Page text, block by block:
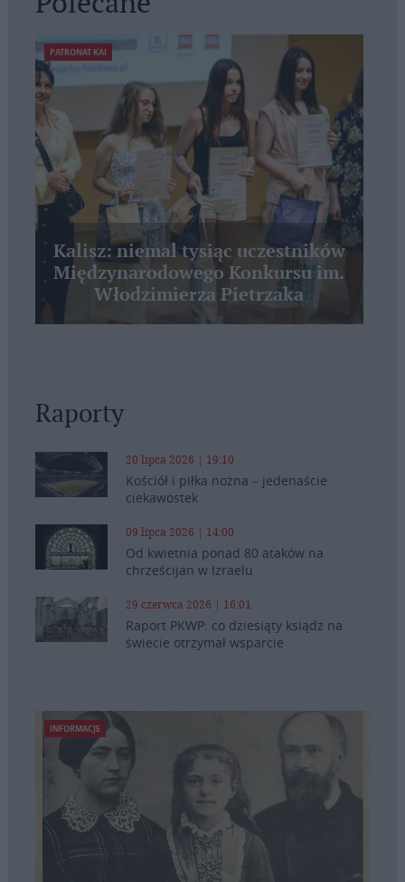
PATRONAT KAI
Kalisz: niemal tysiąc uczestników
Międzynarodowego Konkursu im.
Włodzimierza Pietrzaka
Raporty
20 lipca 2026 | 19:10
Kościół i piłka nożna – jedenaście
ciekawostek
09 lipca 2026 | 14:00
Od kwietnia ponad 80 ataków na
chrześcijan w Izraelu
29 czerwca 2026 | 16:01
Raport PKWP: co dziesiąty ksiądz na
świecie otrzymał wsparcie
INFORMACJE